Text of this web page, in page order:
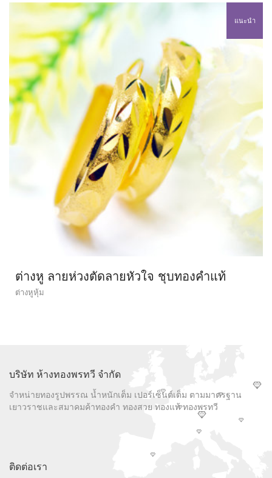
แนะนำ
ต่างหู ลายห่วงตัดลายหัวใจ ชุบทองคำแท้
ต่างหูหุ้ม
บริษัท ห้างทองพรทวี จำกัด
จำหน่ายทองรูปพรรณ น้ำหนักเต็ม เปอร์เซ็นต์เต็ม ตามมาตรฐาน
เยาวราชและสมาคมค้าทองคำ ทองสวย ทองแท้ ทองพรทวี
ติดต่อเรา